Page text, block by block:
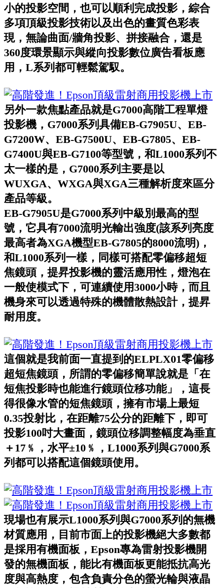
小的投影空間，也可以順利完成投影，綜合
多項頂級投影技術以及出色的畫質色彩表
現，無論曲面/牆角投影、拼接融合，還是
360度環景顯示與縱向投影數位廣告看板應
用，L系列都可輕鬆駕馭。
另外一款焦點產品就是G7000高階工程單燈
投影機，G7000系列具備EB-G7905U、EB-
G7200W、EB-G7500U、EB-G7805、EB-
G7400U與EB-G7100等型號，和L1000系列不
太一樣的是，G7000系列主要是以
WUXGA、WXGA與XGA三種解析度來區分
產品等級。
EB-G7905U是G7000系列中級別最高的型
號，它具有7000流明光輸出強度(該系列亮度
最高者為XGA機型EB-G7805的8000流明)，
和L1000系列一樣，同樣可搭配零偏移超短
焦鏡頭，提昇投影機的靈活應用性，燈泡在
一般使模式下，可連續使用3000小時，而且
機身來可以透過特殊的機體散熱設計，提昇
耐用度。
這個就是我前面一直提到的ELPLX01零偏移
超短焦鏡頭，所謂的零偏移簡單說就是「在
短焦投影時也能進行鏡頭位移功能」，這長
得很像水管的短焦鏡頭，擁有市場上最短
0.35投射比，在距離75公分的距離下，即可
投影100吋大畫面，鏡頭位移調整幅度為垂直
＋17﹪，水平±10﹪，L1000系列與G7000系
列都可以搭配這個鏡頭使用。
現場也有展示L1000系列與G7000系列的無機
材質應用，目前市面上的投影機絕大多數都
是採用有機面板，Epson專為雷射投影機開
發的無機面板，能比有機面板更能抵抗高光
度與高熱度，包含負責分色的螢光輪與液晶